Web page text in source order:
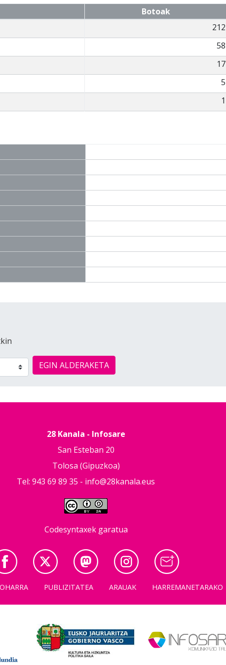
Botoak
212
58
17
5
1
EGIN ALDERAKETA
28 Kanala - Infosare
San Esteban 20
Tolosa (Gipuzkoa)
Tel: 943 69 89 35 - info@28kanala.eus
Codesyntaxek garatua
PUBLIZITATEA ARAUAK HARREMANETARAKO